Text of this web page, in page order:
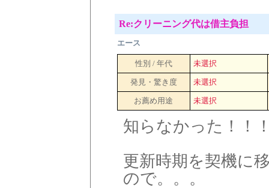
Re:クリーニング代は借主負担
エース
性別 / 年代 未選択
発見・驚き度 未選択
お薦め用途 未選択
知らなかった！！
更新時期を契機に
ので。。。